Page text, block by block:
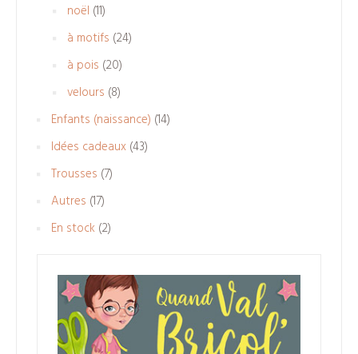
noël 1111
produits
à motifs 2424
à pois 2020
produits
velours 88
produits
Enfants (naissance) 1414
Idées cadeaux 4343
Trousses 77
Autres 1717
produits
En stock 22